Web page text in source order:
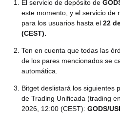
El servicio de depósito de
este momento, y el servicio de
para los usuarios hasta el 22
(CEST).
Ten en cuenta que todas las
de los pares mencionados se
automática.
Bitget deslistará los siguientes
de Trading Unificada (trading
2026, 12:00 (CEST): GODS/